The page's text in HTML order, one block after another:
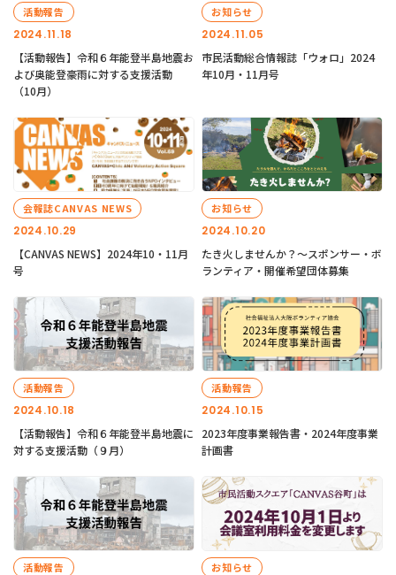
2024.11.18
活動報告
【活動報告】令和６年能登半島地震お
よび奥能登豪雨に対する支援活動
（10月）
2024.11.05
お知らせ
市民活動総合情報誌「ウォロ」2024
年10月・11月号
2024.10.29
会報誌CANVAS NEWS
【CANVAS NEWS】2024年10・11月
号
2024.10.20
お知らせ
たき火しませんか？～スポンサー・ボ
ランティア・開催希望団体募集
2024.10.18
活動報告
【活動報告】令和６年能登半島地震に
対する支援活動（９月）
2024.10.15
活動報告
2023年度事業報告書・2024年度事業
計画書
活動報告 お知らせ